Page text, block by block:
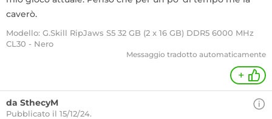
caverò.
Modello: G.Skill RipJaws S5 32 GB (2 x 16 GB) DDR5 6000 MHz
CL30 - Nero
Messaggio tradotto automaticamente
+
da SthecyM
Pubblicato il 15/12/24.